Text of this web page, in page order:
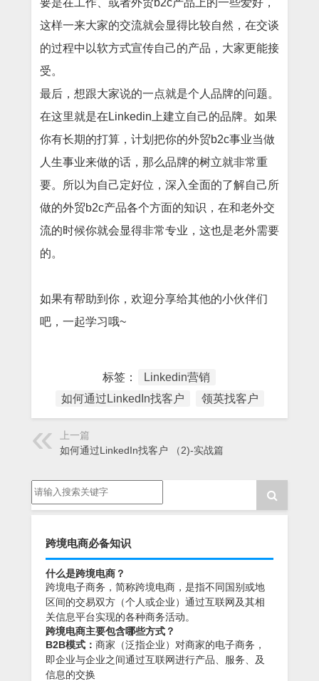
要是在工作、或者外贸b2c产品上的一些爱好，
这样一来大家的交流就会显得比较自然，在交谈
的过程中以软方式宣传自己的产品，大家更能接
受。
最后，想跟大家说的一点就是个人品牌的问题。
在这里就是在Linkedin上建立自己的品牌。如果
你有长期的打算，计划把你的外贸b2c事业当做
人生事业来做的话，那么品牌的树立就非常重
要。所以为自己定好位，深入全面的了解自己所
做的外贸b2c产品各个方面的知识，在和老外交
流的时候你就会显得非常专业，这也是老外需要
的。
如果有帮助到你，欢迎分享给其他的小伙伴们
吧，一起学习哦~
标签：
Linkedin营销
如何通过LinkedIn找客户
领英找客户
上一篇
如何通过LinkedIn找客户 （2)-实战篇
跨境电商必备知识
什么是跨境电商？
跨境电子商务，简称跨境电商，是指不同国别或地
区间的交易双方（个人或企业）通过互联网及其相
关信息平台实现的各种商务活动。
跨境电商主要包含哪些方式？
B2B模式： 商家（泛指企业）对商家的电子商务，
即企业与企业之间通过互联网进行产品、服务、及
信息的交换